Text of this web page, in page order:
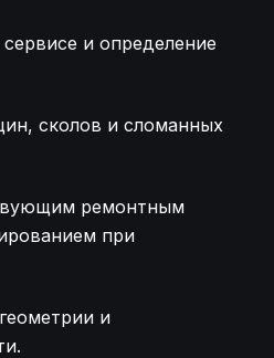
и определение
сколов и сломанных
ремонтным
при
и